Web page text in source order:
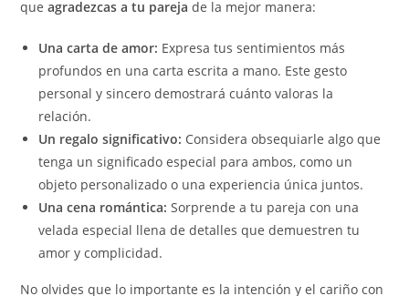
queagradezcas a tu pareja de la mejor manera:
Una carta de amor: Expresa tus sentimientos más
profundos en una carta escrita a mano. Este gesto
personal y sincero demostrará cuánto valoras la
relación.
Un regalo significativo: Considera obsequiarle algo que
tenga un significado especial para ambos, como un
objeto personalizado o una experiencia única juntos.
Una cena romántica: Sorprende a tu pareja con una
velada especial llena de detalles que demuestren tu
amor y complicidad.
No olvides que lo importante es la intención y el cariño con